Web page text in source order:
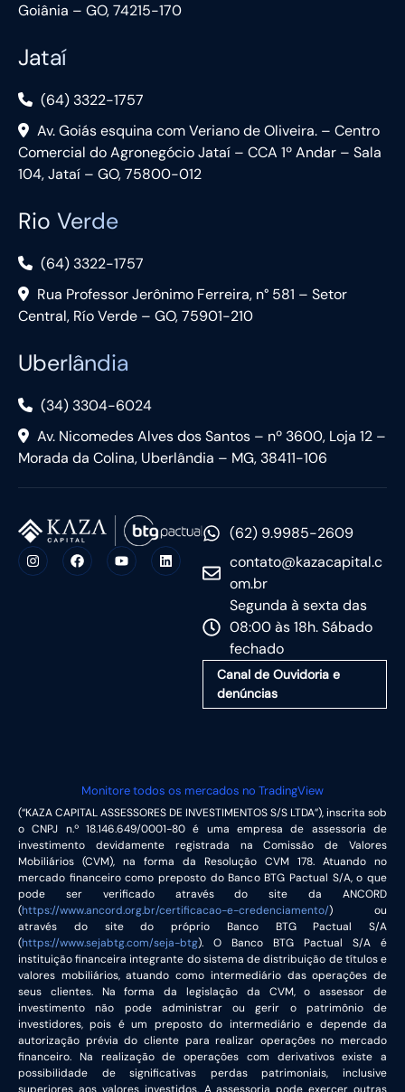
Goiânia – GO, 74215-170
Jataí
(64) 3322-1757
Av. Goiás esquina com Veriano de Oliveira. – Centro
Comercial do Agronegócio Jataí – CCA 1º Andar – Sala
104, Jataí – GO, 75800-012
Rio Verde
(64) 3322-1757
Rua Professor Jerônimo Ferreira, n° 581 – Setor
Central, Río Verde – GO, 75901-210
Uberlândia
(34) 3304-6024
Av. Nicomedes Alves dos Santos – nº 3600, Loja 12 –
Morada da Colina, Uberlândia – MG, 38411-106
(62) 9.9985-2609
contato@kazacapital.c
om.br
Segunda à sexta das
08:00 às 18h. Sábado
fechado
Canal de Ouvidoria e
denúncias
Monitore todos os mercados no TradingView
(“KAZA CAPITAL ASSESSORES DE INVESTIMENTOS S/S LTDA”), inscrita sob
o CNPJ n.º 18.146.649/0001-80 é uma empresa de assessoria de
investimento devidamente registrada na Comissão de Valores
Mobiliários (CVM), na forma da Resolução CVM 178. Atuando no
mercado financeiro como preposto do Banco BTG Pactual S/A, o que
pode ser verificado através do site da ANCORD
(https://www.ancord.org.br/certificacao-e-credenciamento/) ou
através do site do próprio Banco BTG Pactual S/A
(https://www.sejabtg.com/seja-btg). O Banco BTG Pactual S/A é
instituição financeira integrante do sistema de distribuição de títulos e
valores mobiliários, atuando como intermediário das operações de
seus clientes. Na forma da legislação da CVM, o assessor de
investimento não pode administrar ou gerir o patrimônio de
investidores, pois é um preposto do intermediário e depende da
autorização prévia do cliente para realizar operações no mercado
financeiro. Na realização de operações com derivativos existe a
possibilidade de significativas perdas patrimoniais, inclusive